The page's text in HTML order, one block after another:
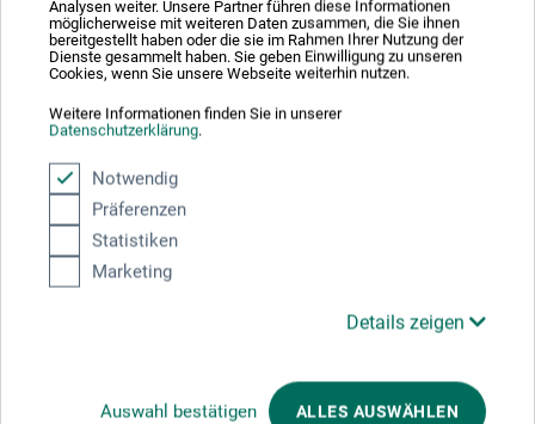
Analysen weiter. Unsere Partner führen diese Informationen
möglicherweise mit weiteren Daten zusammen, die Sie ihnen
bereitgestellt haben oder die sie im Rahmen Ihrer Nutzung der
Dienste gesammelt haben. Sie geben Einwilligung zu unseren
Cookies, wenn Sie unsere Webseite weiterhin nutzen.
Weitere Informationen finden Sie in unserer
Datenschutzerklärung.
Notwendig
Präferenzen
Statistiken
Marketing
Details zeigen
Auswahl bestätigen ALLES AUSWÄHLEN
Hersteller-Kontakt
Hier finden Sie die Kontaktdaten des Herstellers zu